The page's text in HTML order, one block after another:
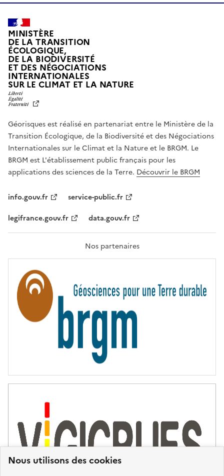
Nous utilisons des cookies
MINISTÈRE
DE LA TRANSITION
ÉCOLOGIQUE,
DE LA BIODIVERSITÉ
ET DES NÉGOCIATIONS
INTERNATIONALES
SUR LE CLIMAT ET LA NATUREL
T
É
,
É
G
A
L
F
A
T
R
T
É
Géorisques est réalisé en partenariat entre le Ministère de la
Transition Écologique, de la Biodiversité et des Négociations
Internationales sur le Climat et la Nature et le BRGM. Le
BRGM est L'établissement public français pour les
applications des sciences de la Terre. Découvrir le BRGM
info.gouv.fr
service-public.fr
legifrance.gouv.fr
data.gouv.fr
Nos partenaires